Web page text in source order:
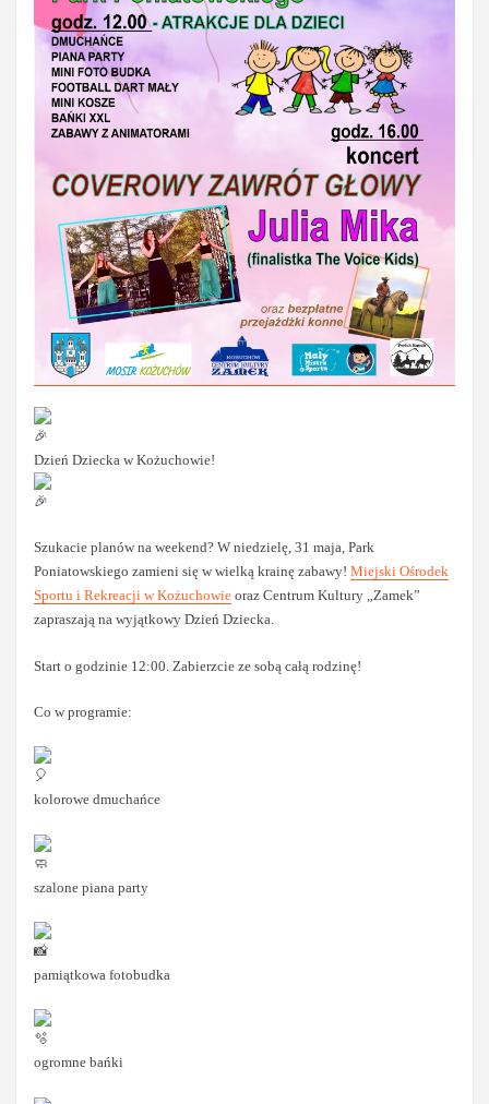
Dzień Dziecka w Kożuchowie!
Szukacie planów na weekend? W niedzielę, 31 maja, Park
Poniatowskiego zamieni się w wielką krainę zabawy!Miejski Ośrodek
Sportu i Rekreacji w Kożuchowie oraz Centrum Kultury „Zamek”
zapraszają na wyjątkowy Dzień Dziecka.
Start o godzinie 12:00. Zabierzcie ze sobą całą rodzinę!
Co w programie:
kolorowe dmuchańce
szalone piana party
pamiątkowa fotobudka
ogromne bańki